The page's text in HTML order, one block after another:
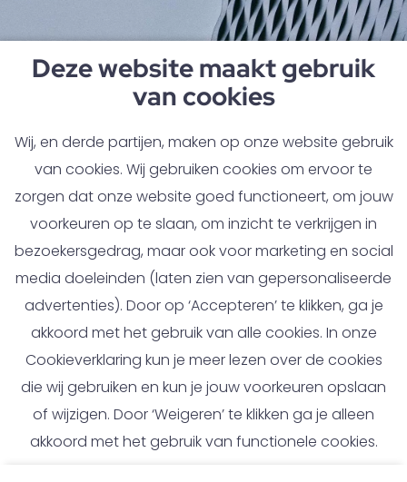
Deze website maakt gebruik
van cookies
Wij, en derde partijen, maken op onze website gebruik
van cookies. Wij gebruiken cookies om ervoor te
zorgen dat onze website goed functioneert, om jouw
voorkeuren op te slaan, om inzicht te verkrijgen in
bezoekersgedrag, maar ook voor marketing en social
media doeleinden (laten zien van gepersonaliseerde
advertenties). Door op ‘Accepteren’ te klikken, ga je
akkoord met het gebruik van alle cookies. In onze
Cookieverklaring kun je meer lezen over de cookies
die wij gebruiken en kun je jouw voorkeuren opslaan
of wijzigen. Door ‘Weigeren’ te klikken ga je alleen
akkoord met het gebruik van functionele cookies.
Als eerst op de hoogte van
nieuwe vacatures bij IJssel
Technology Services
Maak jouw persoonlijke jobalert aan en mis geen
enkele vacature
Stel job alert in